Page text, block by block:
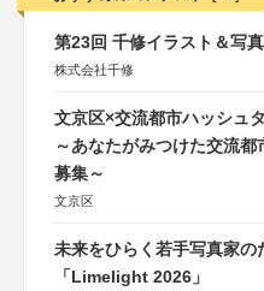
第23回 千修イラスト＆写
株式会社千修
文京区×交流都市ハッシュ
～あなたがみつけた交流都
募集～
文京区
未来をひらく若手写真家の
「Limelight 2026」